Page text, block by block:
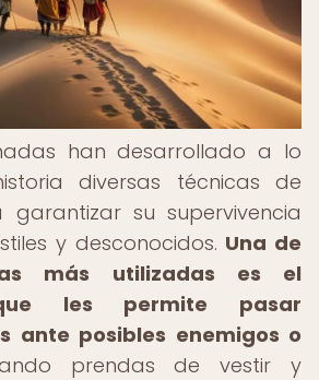
han desarrollado a lo
diversas técnicas de
garantizar su supervivencia
y desconocidos. Una de
más utilizadas es el
les permite pasar
ante posibles enemigos o
prendas de vestir y